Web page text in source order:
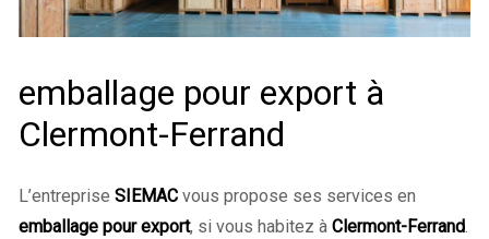
emballage pour export à
Clermont-Ferrand
L’entreprise SIEMAC vous propose ses services en
emballage pour export, si vous habitez à Clermont-Ferrand.